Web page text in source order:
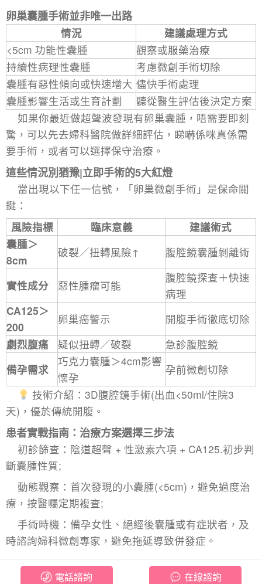
卵巢囊腫手術並非唯一出路
情況
建議處理方式
<5cm 功能性囊腫
觀察或服藥治療
持續性病理性囊腫
考慮微創手術切除
囊腫有惡性傾向或快速增大 儘快手術處理
囊腫影響生活或生育計劃
聽從醫生評估後決定方案
如果你最近做超聲波發現有卵巢囊腫 ，唔需要即刻
驚，可以先去婦科醫院做詳細評估，睇嚇係咪真係需
要手術，或者可以選擇保守治療。
這些情況別猶豫|立即手術的5大紅燈
當出現以下任一信號，「卵巢微創手術」是保命關
鍵：
風險指標
臨床意義
建議術式
囊腫＞
8cm
破裂／扭轉風險↑ 腹腔鏡囊腫剝離術
實性成分 惡性腫瘤可能
腹腔鏡探查＋快速
病理
CA125＞
200
卵巢癌警示
開腹手術徹底切除
劇烈腹痛
疑似扭轉／破裂
急診腹腔鏡
備孕需求
巧克力囊腫＞4cm影響
懷孕
孕前微創切除
技術介紹：3D腹腔鏡手術(出血<50ml/住院3
天)，優於傳統開腹。
患者實戰指南：治療方案選擇三步法​
初診篩查：陰道超聲 + 性激素六項 + CA125.初步判
斷囊腫性質;​
動態觀察：首次發現的小囊腫(<5cm)，避免過度治
療，按醫囑定期複查;​
手術時機：備孕女性、絕經後囊腫或有症狀者，及
時諮詢婦科微創專家，避免拖延導致併發症。
電話諮詢 在線諮詢